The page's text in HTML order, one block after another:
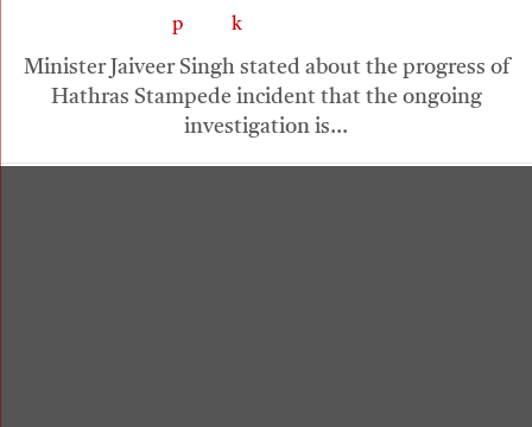
Minister Jaiveer Singh stated about the progress of
Hathras Stampede incident that the ongoing
investigation is…